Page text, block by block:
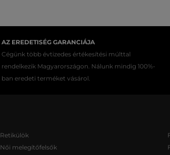
AZ EREDETISÉG GARANCIÁJA
Cégünk több évtizedes értékesítési múlttal
rendelkezik Magyarországon. Nálunk mindig 100%-
ban eredeti terméket vásárol.
Retikülök
Női melegítőfelsők